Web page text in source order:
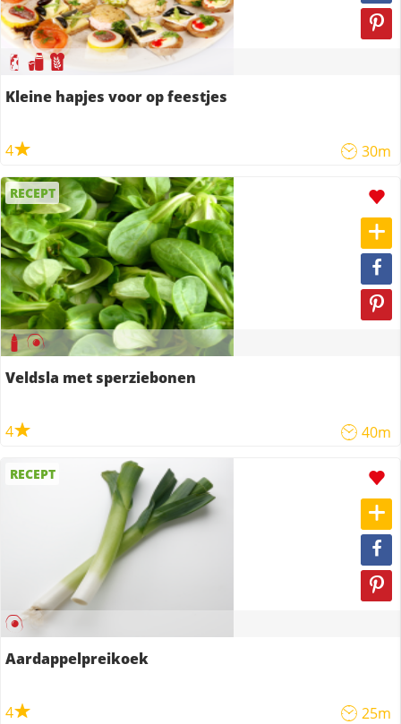
Kleine hapjes voor op feestjes
4 30m
RECEPT
Veldsla met sperziebonen
4 40m
RECEPT
Aardappelpreikoek
4 25m